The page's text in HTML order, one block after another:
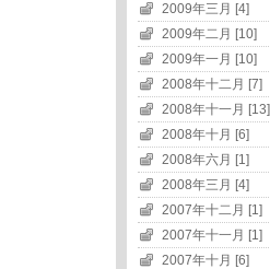
2009年三月 [4]
2009年二月 [10]
2009年一月 [10]
2008年十二月 [7]
2008年十一月 [13]
2008年十月 [6]
2008年六月 [1]
2008年三月 [4]
2007年十二月 [1]
2007年十一月 [1]
2007年十月 [6]